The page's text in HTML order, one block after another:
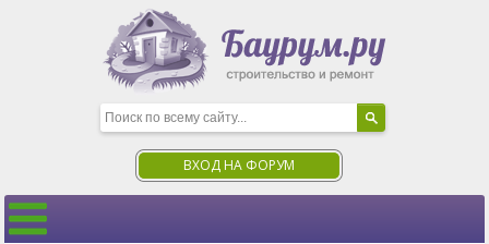
ВХОД НА ФОРУМ